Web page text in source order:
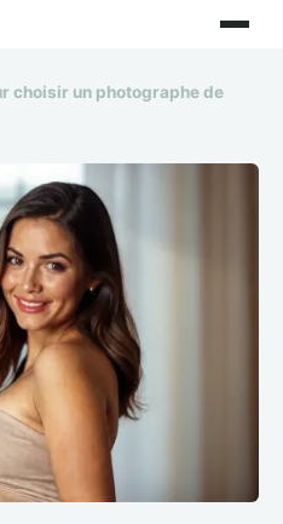
choisir un photographe de